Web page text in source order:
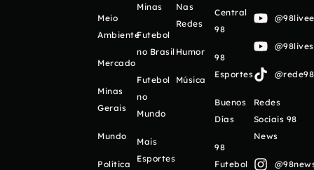
Meio
Ambiente
Mercado
Minas
Gerais
Mundo
Política
Minas
Futebol
no Brasil
Futebol
no
Mundo
Mais
Esportes
Nas
Redes
Humor
Música
Central
98
98
Esportes
Buenos
Días
98
Futebol
Redes
Sociais 98
News